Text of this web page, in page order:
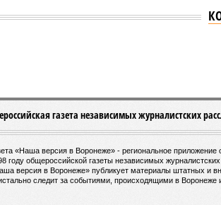
область договорилась о
Воронежская область